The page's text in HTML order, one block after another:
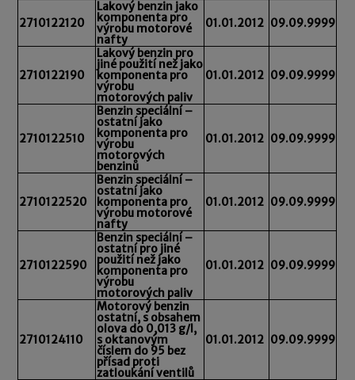
2710122120
Lakový benzin jako
komponenta pro
výrobu motorové
nafty
01.01.2012 09.09.9999
2710122190
Lakový benzin pro
jiné použití než jako
komponenta pro
výrobu
motorových paliv
01.01.2012 09.09.9999
2710122510
Benzin speciální –
ostatní jako
komponenta pro
výrobu
motorových
benzinů
01.01.2012 09.09.9999
2710122520
Benzin speciální –
ostatní jako
komponenta pro
výrobu motorové
nafty
01.01.2012 09.09.9999
2710122590
Benzin speciální –
ostatní pro jiné
použití než jako
komponenta pro
výrobu
motorových paliv
01.01.2012 09.09.9999
2710124110
Motorový benzin
ostatní, s obsahem
olova do 0,013 g/l,
s oktanovým
číslem do 95 bez
přísad proti
zatloukání ventilů
01.01.2012 09.09.9999